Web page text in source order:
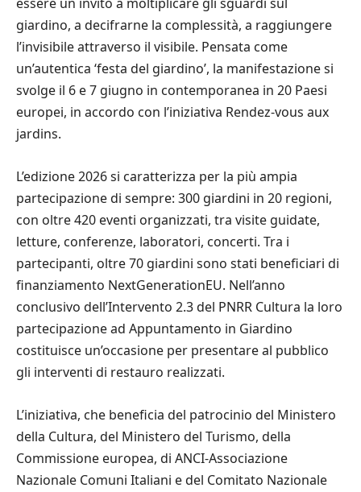
giardino, a decifrarne la complessità, a raggiungere
l’invisibile attraverso il visibile. Pensata come
un’autentica ‘festa del giardino’, la manifestazione si
svolge il 6 e 7 giugno in contemporanea in 20 Paesi
europei, in accordo con l’iniziativa Rendez-vous aux
jardins.
L’edizione 2026 si caratterizza per la più ampia
partecipazione di sempre: 300 giardini in 20 regioni,
con oltre 420 eventi organizzati, tra visite guidate,
letture, conferenze, laboratori, concerti. Tra i
partecipanti, oltre 70 giardini sono stati beneficiari di
finanziamento NextGenerationEU. Nell’anno
conclusivo dell’Intervento 2.3 del PNRR Cultura la loro
partecipazione ad Appuntamento in Giardino
costituisce un’occasione per presentare al pubblico
gli interventi di restauro realizzati.
L’iniziativa, che beneficia del patrocinio del Ministero
della Cultura, del Ministero del Turismo, della
Commissione europea, di ANCI-Associazione
Nazionale Comuni Italiani e del Comitato Nazionale